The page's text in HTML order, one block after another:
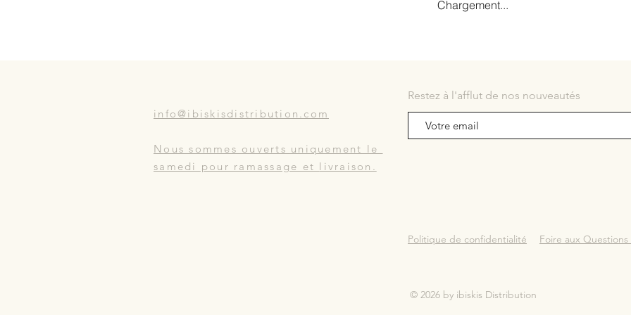
Chargement...
info@ibiskisdistribution.com
Nous sommes ouverts uniquement le
samedi pour ramassage et livraison.
Restez à l'afflut de nos nouveautés
Politique de confidentialité Foire aux Questions
© 2026 by ibiskis Distribution